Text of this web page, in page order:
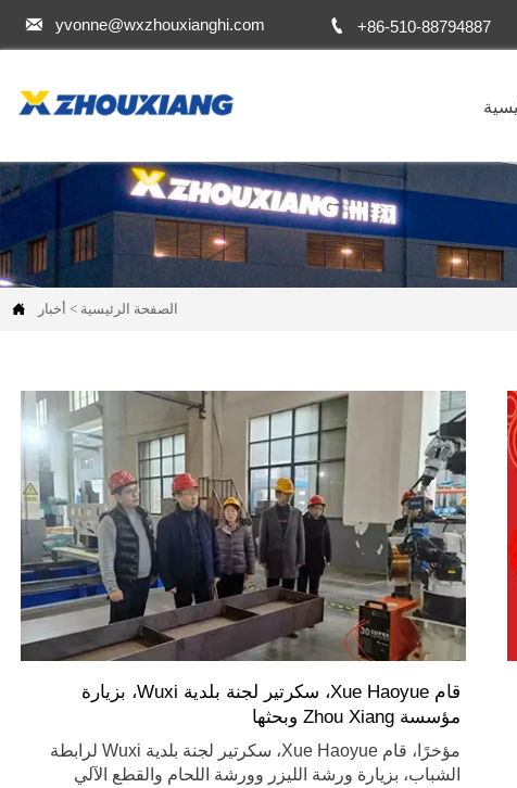
 yvonne@wxzhouxianghi.com  +86-510-88794887
 الصفحة الرئيسية > أخبار
قام Xue Haoyue، سكرتير لجنة بلدية Wuxi، بزيارة
مؤسسة Zhou Xiang وبحثها
مؤخرًا، قام Xue Haoyue، سكرتير لجنة بلدية Wuxi لرابطة
الشباب، بزيارة ورشة الليزر وورشة اللحام والقطع الآلي